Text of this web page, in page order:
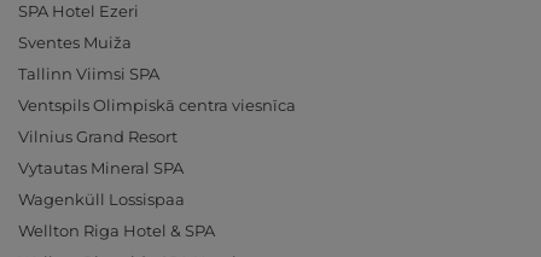
SPA Hotel Ezeri
Sventes Muiža
Tallinn Viimsi SPA
Ventspils Olimpiskā centra viesnīca
Vilnius Grand Resort
Vytautas Mineral SPA
Wagenküll Lossispaa
Wellton Riga Hotel & SPA